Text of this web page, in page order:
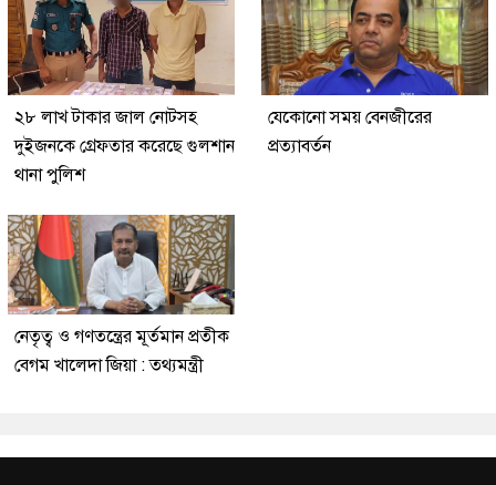
২৮ লাখ টাকার জাল নোটসহ
দুইজনকে গ্রেফতার করেছে গুলশান
থানা পুলিশ
যেকোনো সময় বেনজীরের
প্রত্যাবর্তন
নেতৃত্ব ও গণতন্ত্রের মূর্তমান প্রতীক
বেগম খালেদা জিয়া : তথ্যমন্ত্রী